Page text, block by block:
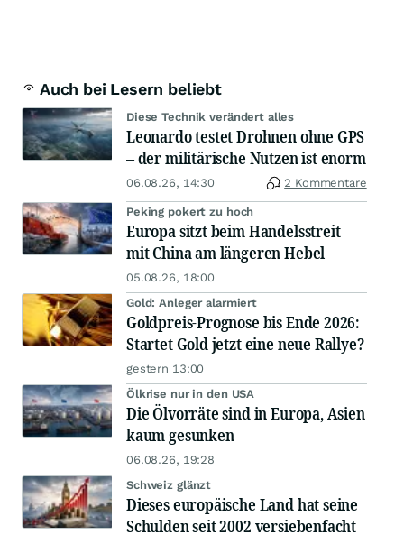
Auch bei Lesern beliebt
Diese Technik verändert alles
Leonardo testet Drohnen ohne GPS
– der militärische Nutzen ist enorm
06.08.26, 14:30 2 Kommentare
Peking pokert zu hoch
Europa sitzt beim Handelsstreit
mit China am längeren Hebel
05.08.26, 18:00
Gold: Anleger alarmiert
Goldpreis-Prognose bis Ende 2026:
Startet Gold jetzt eine neue Rallye?
gestern 13:00
Ölkrise nur in den USA
Die Ölvorräte sind in Europa, Asien
kaum gesunken
06.08.26, 19:28
Schweiz glänzt
Dieses europäische Land hat seine
Schulden seit 2002 versiebenfacht